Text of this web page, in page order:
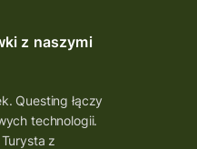
z naszymi
Questing łączy
technologii.
z